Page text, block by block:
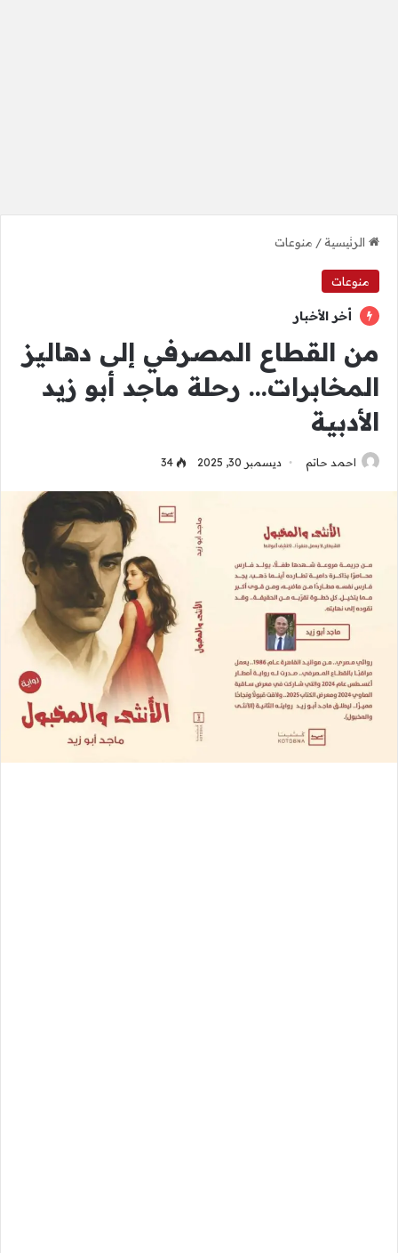
الرئيسية/ منوعات
منوعات
أخر الأخبار
من القطاع المصرفي إلى دهاليز
المخابرات… رحلة ماجد أبو زيد
الأدبية
احمد حاتم ديسمبر 30, 2025 34